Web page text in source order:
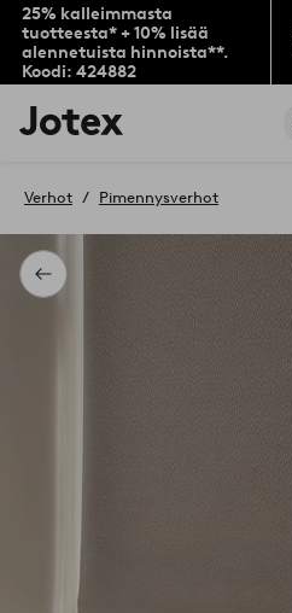
25% kalleimmasta
tuotteesta* + 10% lisää
alennetuista hinnoista**.
Koodi: 424882
Jotex-
logo
aloitussivulle
Takaisin
Verhot Pimennysverhot